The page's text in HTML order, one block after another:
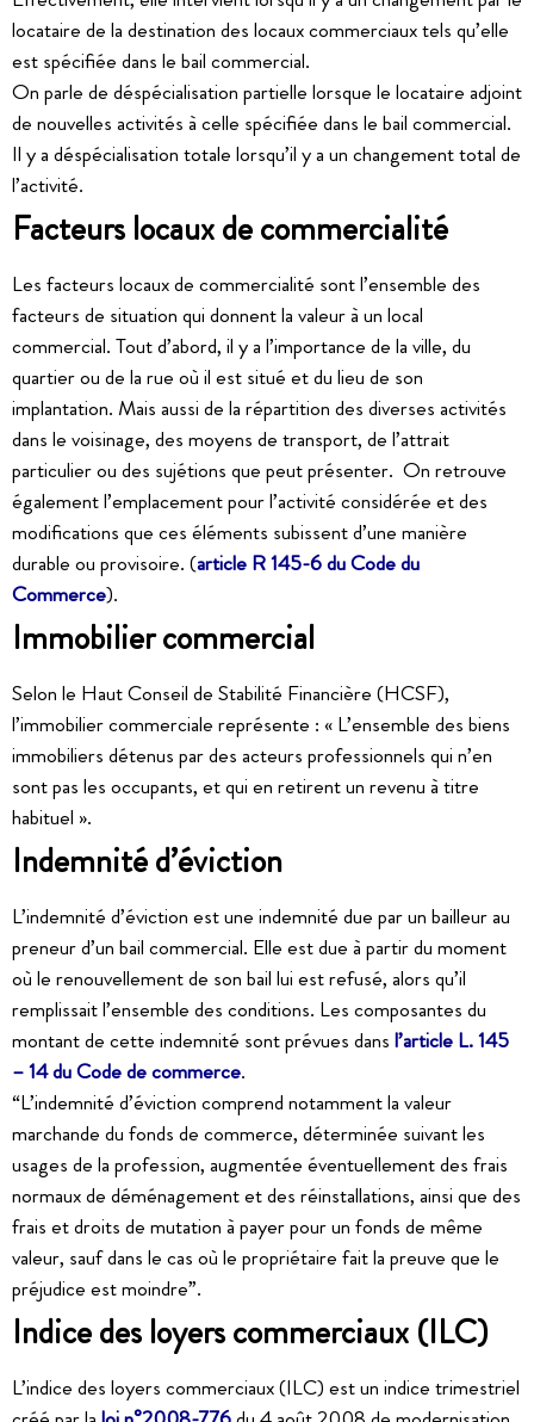
locataire de la destination des locaux commerciaux tels qu’elle
est spécifiée dans le bail commercial.
On parle de déspécialisation partielle lorsque le locataire adjoint
de nouvelles activités à celle spécifiée dans le bail commercial.
Il y a déspécialisation totale lorsqu’il y a un changement total de
l’activité.
Facteurs locaux de commercialité
Les facteurs locaux de commercialité sont l’ensemble des
facteurs de situation qui donnent la valeur à un local
commercial. Tout d’abord, il y a l’importance de la ville, du
quartier ou de la rue où il est situé et du lieu de son
implantation. Mais aussi de la répartition des diverses activités
dans le voisinage, des moyens de transport, de l’attrait
particulier ou des sujétions que peut présenter. On retrouve
également l’emplacement pour l’activité considérée et des
modifications que ces éléments subissent d’une manière
durable ou provisoire. (article R 145-6 du Code du
Commerce).
Immobilier commercial
Selon le Haut Conseil de Stabilité Financière (HCSF),
l’immobilier commerciale représente : « L’ensemble des biens
immobiliers détenus par des acteurs professionnels qui n’en
sont pas les occupants, et qui en retirent un revenu à titre
habituel ».
Indemnité d’éviction
L’indemnité d’éviction est une indemnité due par un bailleur au
preneur d’un bail commercial. Elle est due à partir du moment
où le renouvellement de son bail lui est refusé, alors qu’il
remplissait l’ensemble des conditions. Les composantes du
montant de cette indemnité sont prévues dansl’article L. 145
– 14 du Code de commerce.
“L’indemnité d’éviction comprend notamment la valeur
marchande du fonds de commerce, déterminée suivant les
usages de la profession, augmentée éventuellement des frais
normaux de déménagement et des réinstallations, ainsi que des
frais et droits de mutation à payer pour un fonds de même
valeur, sauf dans le cas où le propriétaire fait la preuve que le
préjudice est moindre”.
Indice des loyers commerciaux (ILC)
L’indice des loyers commerciaux (ILC) est un indice trimestriel